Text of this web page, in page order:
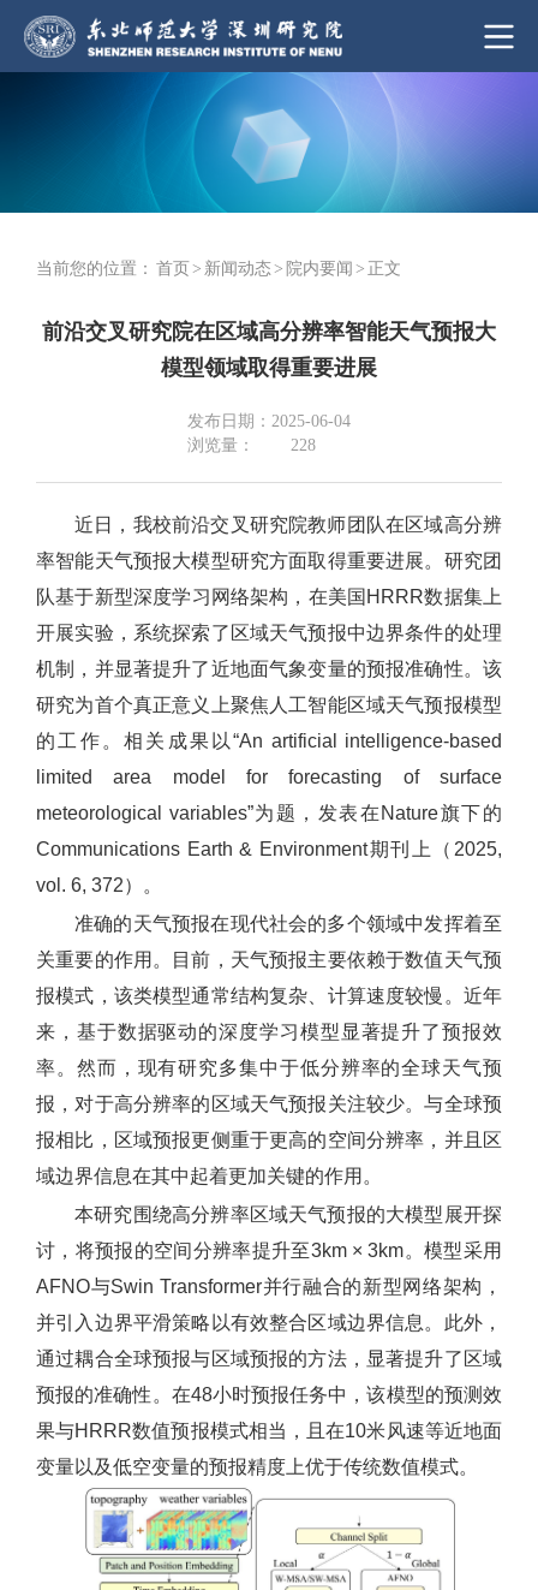
当前您的位置： 首页> 新闻动态> 院内要闻 > 正文
前沿交叉研究院在区域高分辨率智能天气预报大
模型领域取得重要进展
发布日期：2025-06-04
浏览量：
228
近日，我校前沿交叉研究院教师团队在区域高分辨
率智能天气预报大模型研究方面取得重要进展。研究团
队基于新型深度学习网络架构，在美国HRRR数据集上
开展实验，系统探索了区域天气预报中边界条件的处理
机制，并显著提升了近地面气象变量的预报准确性。该
研究为首个真正意义上聚焦人工智能区域天气预报模型
的工作。相关成果以“An artificial intelligence-based
limited area model for forecasting of surface
meteorological variables”为题，发表在Nature旗下的
Communications Earth & Environment期刊上（2025,
vol. 6, 372）。
准确的天气预报在现代社会的多个领域中发挥着至
关重要的作用。目前，天气预报主要依赖于数值天气预
报模式，该类模型通常结构复杂、计算速度较慢。近年
来，基于数据驱动的深度学习模型显著提升了预报效
率。然而，现有研究多集中于低分辨率的全球天气预
报，对于高分辨率的区域天气预报关注较少。与全球预
报相比，区域预报更侧重于更高的空间分辨率，并且区
域边界信息在其中起着更加关键的作用。
本研究围绕高分辨率区域天气预报的大模型展开探
讨，将预报的空间分辨率提升至3km × 3km。模型采用
AFNO与Swin Transformer并行融合的新型网络架构，
并引入边界平滑策略以有效整合区域边界信息。此外，
通过耦合全球预报与区域预报的方法，显著提升了区域
预报的准确性。在48小时预报任务中，该模型的预测效
果与HRRR数值预报模式相当，且在10米风速等近地面
变量以及低空变量的预报精度上优于传统数值模式。